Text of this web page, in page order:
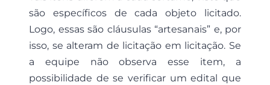
são específicos de cada objeto licitado.
Logo, essas são cláusulas “artesanais” e, por
isso, se alteram de licitação em licitação. Se
a equipe não observa esse item, a
possibilidade de se verificar um edital que